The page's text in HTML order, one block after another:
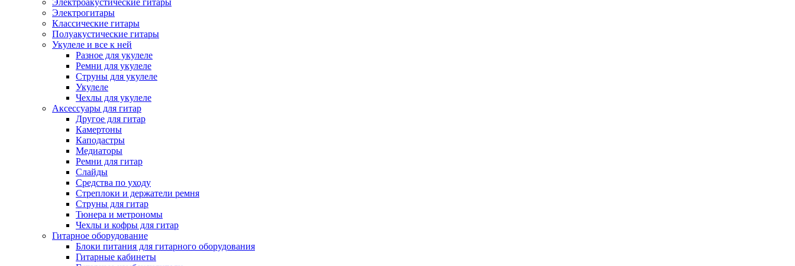
Электроакустические гитары
Электрогитары
Классические гитары
Полуакустические гитары
Укулеле и все к ней
Разное для укулеле
Ремни для укулеле
Струны для укулеле
Укулеле
Чехлы для укулеле
Аксессуары для гитар
Другое для гитар
Камертоны
Каподастры
Медиаторы
Ремни для гитар
Слайды
Средства по уходу
Стреплоки и держатели ремня
Струны для гитар
Тюнера и метрономы
Чехлы и кофры для гитар
Гитарное оборудование
Блоки питания для гитарного оборудования
Гитарные кабинеты